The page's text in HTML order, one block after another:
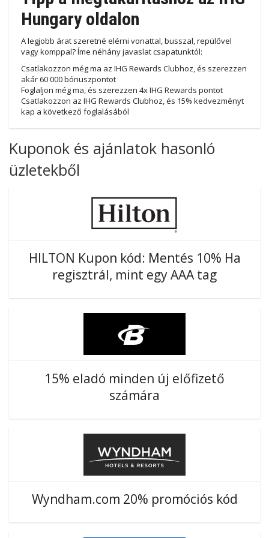
Hungary oldalon
A legjobb árat szeretné elérni vonattal, busszal, repülővel
vagy komppal? Íme néhány javaslat csapatunktól:
Csatlakozzon még ma az IHG Rewards Clubhoz, és szerezzen
akár 60 000 bónuszpontot
Foglaljon még ma, és szerezzen 4x IHG Rewards pontot
Csatlakozzon az IHG Rewards Clubhoz, és 15% kedvezményt
kap a következő foglalásából
Kuponok és ajánlatok hasonló
üzletekből
HILTON Kupon kód: Mentés 10% Ha
regisztrál, mint egy AAA tag
15% eladó minden új előfizető
számára
Wyndham.com 20% promóciós kód